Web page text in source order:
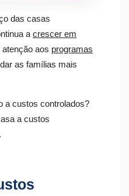
das casas
a crescer em
aos programas
as famílias mais
a custos controlados?
a custos